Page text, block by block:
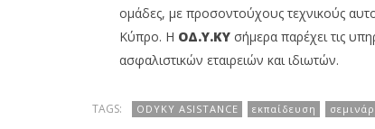
ομάδες, με προσοντούχους τεχνικούς
Κύπρο. Η ΟΔ.Υ.ΚΥσήμερα παρέχει τις
ασφαλιστικών εταιρειών και ιδιωτών.
TAGS: ODYKY ASISTANCE εκπαίδευση